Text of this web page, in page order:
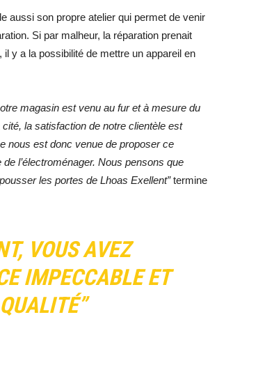
aussi son propre atelier qui permet de venir
Si par malheur, la réparation prenait
y a la possibilité de mettre un appareil en
magasin est venu au fur et à mesure du
la satisfaction de notre clientèle est
nous est donc venue de proposer ce
l’électroménager. Nous pensons que
les portes de Lhoas Exellent”termine
VOUS AVEZ
IMPECCABLE ET